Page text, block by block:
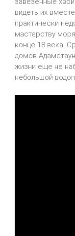
видеть их
практически
мастерству
конце 18 века.
домов
жизни еще не
небольшой